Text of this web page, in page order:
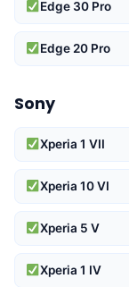
Edge 30 Pro
Edge 20 Pro
Sony
Xperia 1 VII
Xperia 10 VI
Xperia 5 V
Xperia 1 IV